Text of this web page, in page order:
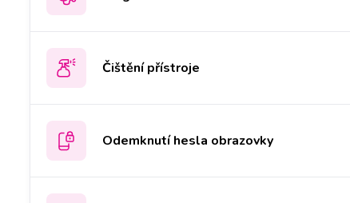
Čištění přístroje
Odemknutí hesla obrazovky